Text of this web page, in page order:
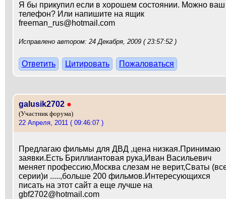
Я бы прикупил если в хорошем состоянии. Можно ваш
телефон? Или напишите на ящик
freeman_rus@hotmail.com
Исправлено автором: 24 Декабря, 2009 ( 23:57:52 )
Ответить Цитировать Пожаловаться
galusik2702 ●
(Участник форума)
22 Апреля, 2011 ( 09:46:07 )
Предлагаю фильмы для ДВД ,цена низкая.Принимаю
заявки.Есть Бриллиантовая рука,Иван Васильевич
меняет профессию,Москва слезам не верит,Сваты
серии)и .....,больше 200 фильмов.Интересующихся
писать на этот сайт а еще лучше на
gbf2702@hotmail.com